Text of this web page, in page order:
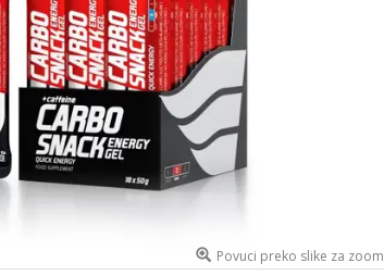
Povuci preko slike za zoom